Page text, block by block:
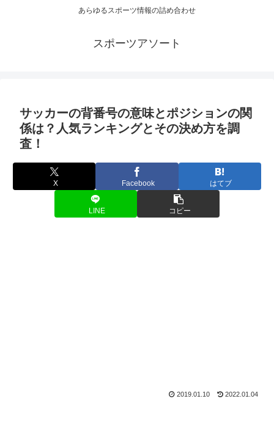
あらゆるスポーツ情報の詰め合わせ
スポーツアソート
サッカーの背番号の意味とポジションの関
係は？人気ランキングとその決め方を調
査！
X Facebook はてブ
LINE コピー
2019.01.10 2022.01.04